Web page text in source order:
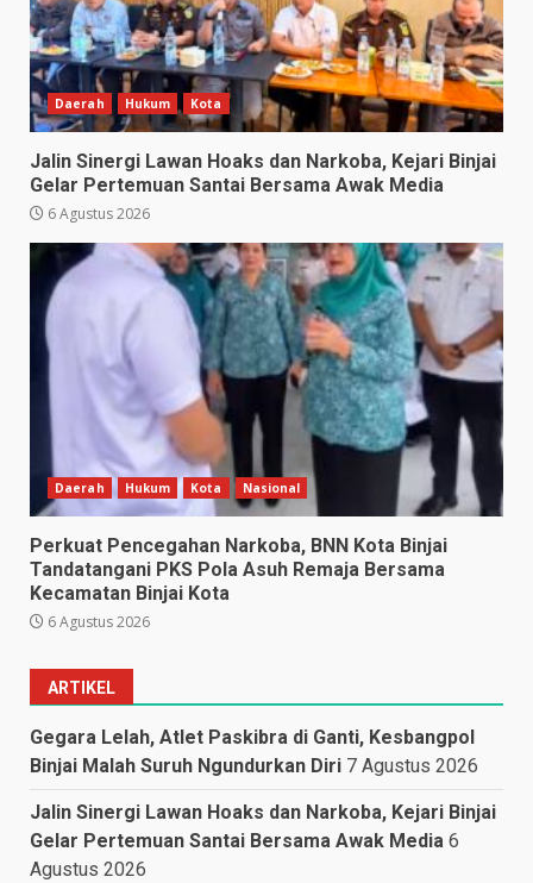
Daerah Hukum Kota
Jalin Sinergi Lawan Hoaks dan Narkoba, Kejari Binjai
Gelar Pertemuan Santai Bersama Awak Media
6 Agustus 2026
Daerah Hukum Kota Nasional
Perkuat Pencegahan Narkoba, BNN Kota Binjai
Tandatangani PKS Pola Asuh Remaja Bersama
Kecamatan Binjai Kota
6 Agustus 2026
ARTIKEL
Gegara Lelah, Atlet Paskibra di Ganti, Kesbangpol
Binjai Malah Suruh Ngundurkan Diri 7 Agustus 2026
Jalin Sinergi Lawan Hoaks dan Narkoba, Kejari Binjai
Gelar Pertemuan Santai Bersama Awak Media 6
Agustus 2026